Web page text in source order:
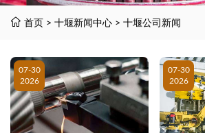
首页 > 十堰新闻中心 > 十堰公司新闻
07-30
2026
07-30
2026